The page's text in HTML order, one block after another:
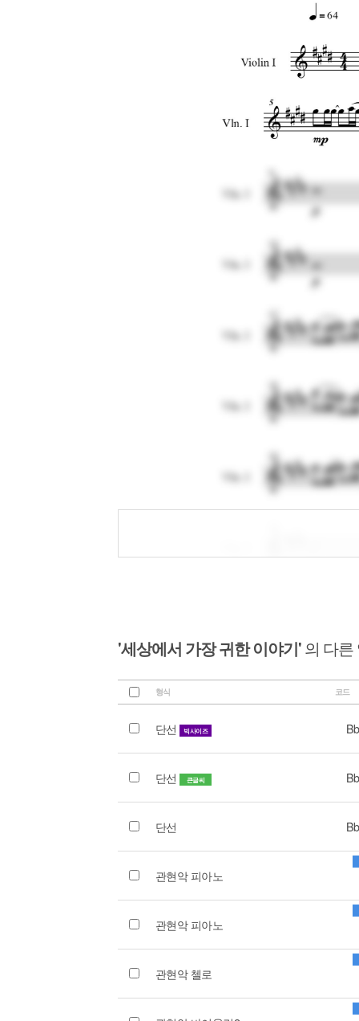
'세상에서 가장 귀한 이야기'의 다른
형식 코드
단선 빅사이즈
단선 큰글씨
단선
관현악 피아노
관현악 피아노
관현악 첼로